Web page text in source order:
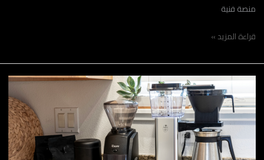
منصة فنية
قراءة المزيد »
أسواق
شارع
عبد
العزيز